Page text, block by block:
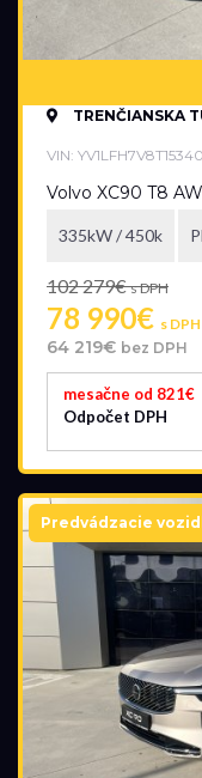
TRENČIANSKA
VIN:
Volvo XC90 T8
335kW / 450k
102 279€s DPH
78 990€ s DPH
64 219€ bez DPH
mesačne od 821€
Odpočet DPH
Predvádzacie